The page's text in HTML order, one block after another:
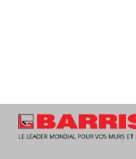
Image